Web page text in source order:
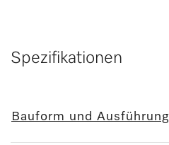
Spezifikationen
Bauform und Ausführung